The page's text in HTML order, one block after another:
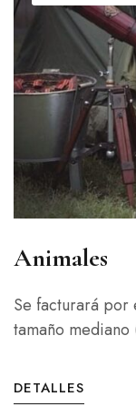
Animales
Se facturará por
tamaño
DETALLES